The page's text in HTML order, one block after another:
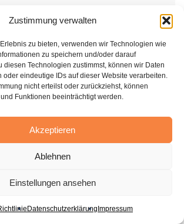
Zustimmung verwalten
zu bieten, verwenden wir Technologien wie
zu speichern und/oder darauf
diesen Technologien zustimmst, können wir Daten
oder eindeutige IDs auf dieser Website verarbeiten.
nicht erteilst oder zurückziehst, können
Funktionen beeinträchtigt werden.
Akzeptieren
Ablehnen
Einstellungen ansehen
Datenschutzerklärung Impressum
in der Region: Was Verbraucher